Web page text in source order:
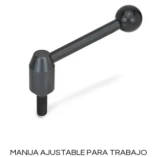
MANIJA AJUSTABLE PARA TRABAJO